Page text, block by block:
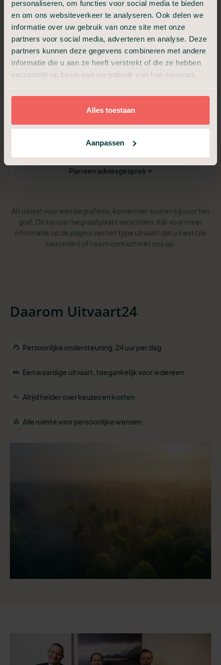
personaliseren, om functies voor social media te bieden
en om ons websiteverkeer te analyseren. Ook delen we
informatie over uw gebruik van onze site met onze
partners voor social media, adverteren en analyse. Deze
partners kunnen deze gegevens combineren met andere
informatie die u aan ze heeft verstrekt of die ze hebben
verzameld op basis van uw gebruik van hun services.
Alles toestaan
Aanpassen
Van a tot z verzorgd, met samenzijn en condoleance.
€ 3.499,-
Ondersteuning uitvaartverzorger
Begeleiding afscheidsdienst (30 min)
Hulp voor draaiboek, beeld en geluid
Hulp bij de rouwkaart
Plan een adviesgesprek
Als u kiest voor een begrafenis, komen hier kosten bij voor het
graf. Dit kan per begraafplaats verschillen. Kijk voor meer
informatie op de pagina van het type uitvaart dat u kiest (zie
hieronder) of neem contact met ons op.
Daarom Uitvaart24
Persoonlijke ondersteuning, 24 uur per dag
Een waardige uitvaart, toegankelijk voor iedereen
Altijd helder over keuzes en kosten
Alle ruimte voor persoonlijke wensen